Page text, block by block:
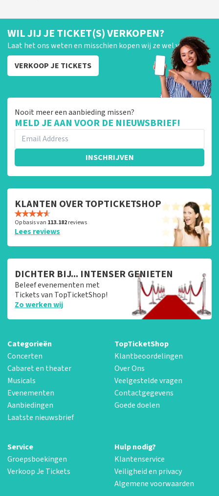
WIL JIJ JE TICKET(S) VERKOPEN?
Laat het ons weten en misschien kopen wij ze wel van je!
VERKOOP JE TICKETS
Nooit meer een aanbieding missen?
MELD JE AAN VOOR DE NIEUWSBRIEF!
INSCHRIJVEN
KLANTEN OVER TOPTICKETSHOP
Op basis van 113.182reviews
Lees reviews
DICHTER BIJ... INTENSER GENIETEN
Beleef evenementen met
Tickets van TopTicketShop!
Zo werken wij
Categorieën
Concerten
Cabaret en theater
Musicals
Evenementen
Aanbiedingen
Laatste nieuwsbrief
TopTicketShop
Klantbeoordelingen
Over Ons
Veelgestelde vragen
Contactgegevens
Goede doelen
Service
Groepsboekingen
Verkoop Je Tickets
Hulp nodig?
Klantenservice
Veiligheid en privacy
Algemene voorwaarden